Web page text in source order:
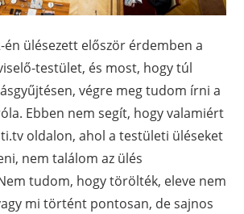
én ülésezett először érdemben a
testület, és most, hogy túl
végre meg tudom írni a
Ebben nem segít, hogy valamiért
oldalon, ahol a testületi üléseket
nem találom az ülés
tudom, hogy törölték, eleve nem
mi történt pontosan, de sajnos